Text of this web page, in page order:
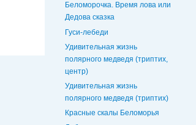
Беломорочка. Время лова или
Дедова сказка
Гуси-лебеди
Удивительная жизнь
полярного медведя (триптих,
центр)
Удивительная жизнь
полярного медведя (триптих)
Красные скалы Беломорья